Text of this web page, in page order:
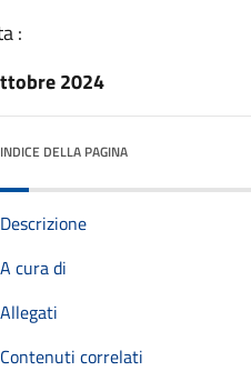
:
2024
INDICE DELLA PAGINA
Descrizione
A cura di
Allegati
Contenuti correlati